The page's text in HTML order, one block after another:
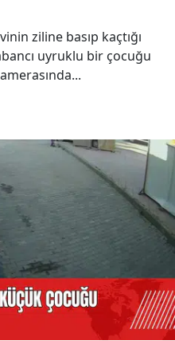
ziline basıp kaçtığı
uyruklu bir çocuğu